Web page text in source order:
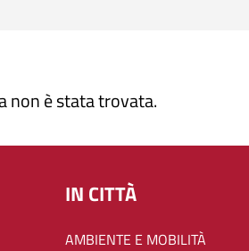
non è stata trovata.
IN CITTÀ
AMBIENTE E MOBILITÀ